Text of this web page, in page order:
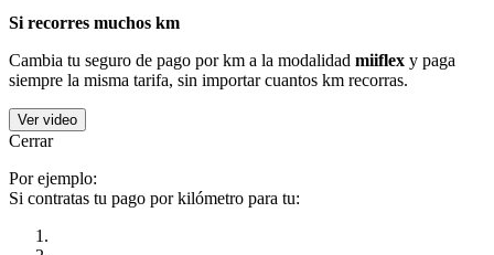
Si recorres muchos km
Cambia tu seguro de pago por km a la modalidad miiflex y paga
siempre la misma tarifa, sin importar cuantos km recorras.
Ver video
Cerrar
Por ejemplo:
Si contratas tu pago por kilómetro para tu: